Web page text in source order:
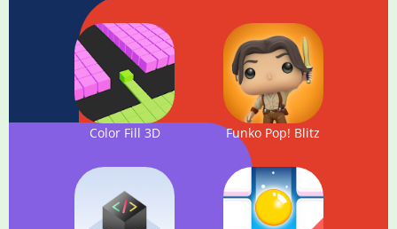
Color Fill 3D Funko Pop! Blitz